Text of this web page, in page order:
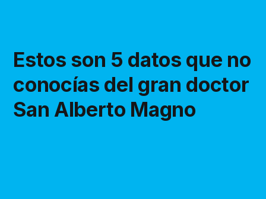
Estos son 5 datos que no
conocías del gran doctor
San Alberto Magno